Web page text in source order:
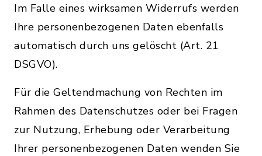
Im Falle eines wirksamen Widerrufs werden
Ihre personenbezogenen Daten ebenfalls
automatisch durch uns gelöscht (Art. 21
DSGVO).
Für die Geltendmachung von Rechten im
Rahmen des Datenschutzes oder bei Fragen
zur Nutzung, Erhebung oder Verarbeitung
Ihrer personenbezogenen Daten wenden Sie